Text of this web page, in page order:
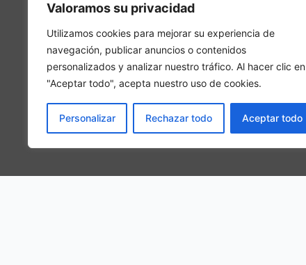
Valoramos su privacidad
Utilizamos cookies para mejorar su experiencia de
navegación, publicar anuncios o contenidos
personalizados y analizar nuestro tráfico. Al hacer clic en
"Aceptar todo", acepta nuestro uso de cookies.
Personalizar Rechazar todo Aceptar todo
Dans une chambre simple, 1 personne adulte
séjournera dans la chambre.